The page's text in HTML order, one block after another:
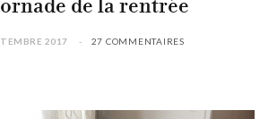
de la rentrée
2017 27 COMMENTAIRES